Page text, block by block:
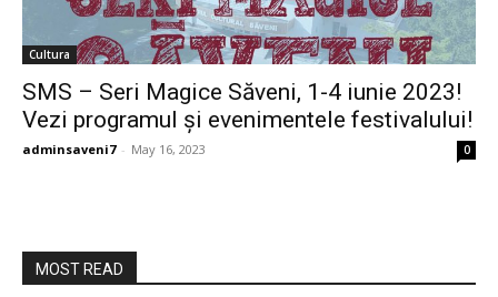
Cultura
SMS – Seri Magice Săveni, 1-4 iunie 2023!
Vezi programul și evenimentele festivalului!
adminsaveni7 - May 16, 2023 0
MOST READ